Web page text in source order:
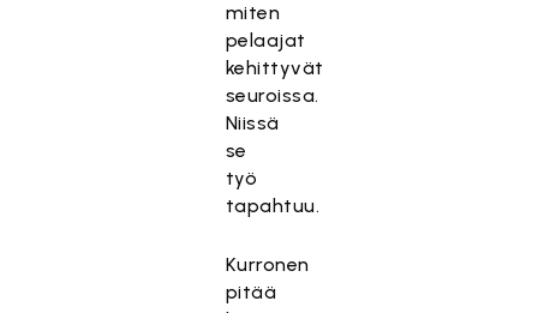
miten
pelaajat
kehittyvät
seuroissa.
Niissä
se
työ
tapahtuu.
Kurronen
pitää